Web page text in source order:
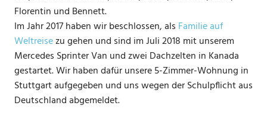
Florentin und Bennett.
Im Jahr 2017 haben wir beschlossen, als Familie auf
Weltreisezu gehen und sind im Juli 2018 mit unserem
Mercedes Sprinter Van und zwei Dachzelten in Kanada
gestartet. Wir haben dafür unsere 5-Zimmer-Wohnung in
Stuttgart aufgegeben und uns wegen der Schulpflicht aus
Deutschland abgemeldet.